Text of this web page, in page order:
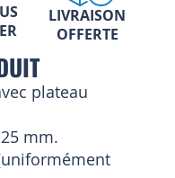
LIVRAISON
OFFERTE
plateau
mm.